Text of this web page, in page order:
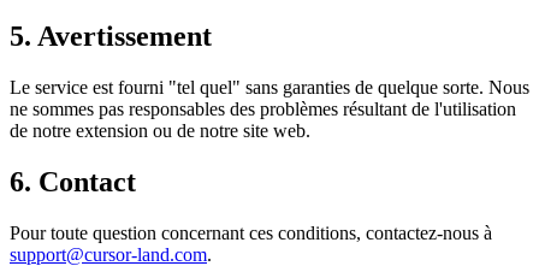
5. Avertissement
Le service est fourni "tel quel" sans garanties de quelque sorte. Nous
ne sommes pas responsables des problèmes résultant de l'utilisation
de notre extension ou de notre site web.
6. Contact
Pour toute question concernant ces conditions, contactez-nous à
support@cursor-land.com.